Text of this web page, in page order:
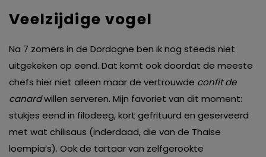
Veelzijdige vogel
Na 7 zomers in de Dordogne ben ik nog steeds niet
uitgekeken op eend. Dat komt ook doordat de meeste
chefs hier niet alleen maar de vertrouwde confit de
canardwillen serveren. Mijn favoriet van dit moment:
stukjes eend in filodeeg, kort gefrituurd en geserveerd
met wat chilisaus (inderdaad, die van de Thaise
loempia’s). Ook de tartaar van zelfgerookte